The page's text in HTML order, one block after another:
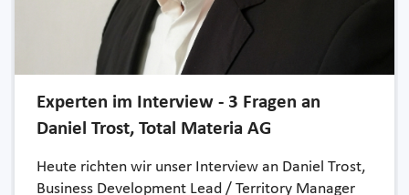
Experten im Interview - 3 Fragen an
Daniel Trost, Total Materia AG
Heute richten wir unser Interview an Daniel Trost,
Business Development Lead / Territory Manager